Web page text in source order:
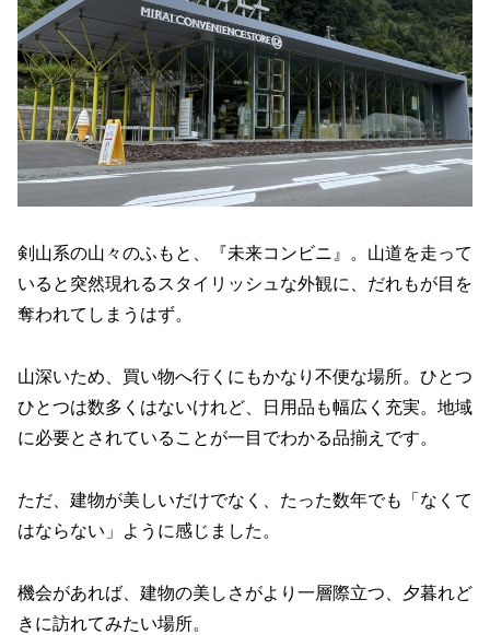
剣山系の山々のふもと、『未来コンビニ』。山道を走って
いると突然現れるスタイリッシュな外観に、だれもが目を
奪われてしまうはず。
山深いため、買い物へ行くにもかなり不便な場所。ひとつ
ひとつは数多くはないけれど、日用品も幅広く充実。地域
に必要とされていることが一目でわかる品揃えです。
ただ、建物が美しいだけでなく、たった数年でも「なくて
はならない」ように感じました。
機会があれば、建物の美しさがより一層際立つ、夕暮れど
きに訪れてみたい場所。